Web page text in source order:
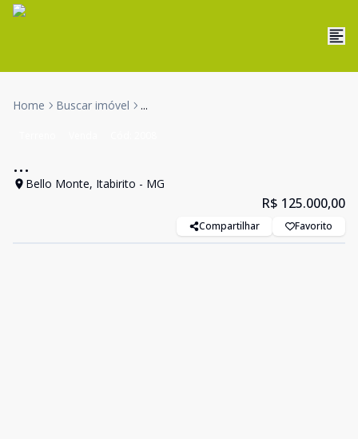
Home Buscar imóvel ...
...
Bello Monte, Itabirito - MG
R$ 125.000,00
Compartilhar Favorito